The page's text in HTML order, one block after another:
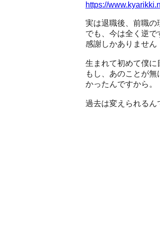
https://
実は退職後、前職の
でも、今は全く逆で
感謝しかありません
生まれて初めて僕に
もし、あのことが
かったんですから。
過去は変えられるん